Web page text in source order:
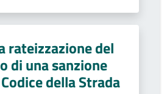
rateizzazione del
di una sanzione
della Strada